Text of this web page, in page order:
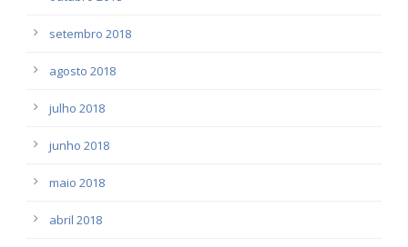
setembro 2018
agosto 2018
julho 2018
junho 2018
maio 2018
abril 2018